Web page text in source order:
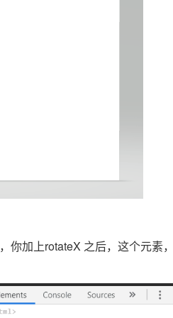
你加上rotateX 之后，这个元素